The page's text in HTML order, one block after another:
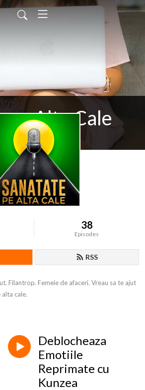
pe Alta Cale
altacale/feed.xml
38
Episodes
RSS
Filantrop. Femeie de afaceri. Vreau sa te ajut
alta cale.
Deblocheaza
Emotiile
Reprimate cu
Kunzea